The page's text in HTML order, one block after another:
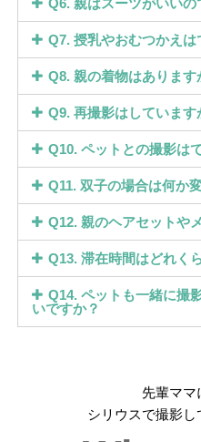
Q7. 授乳やおむつかえは
Q8. 親の着物はあります
Q9. 再撮影はしています
Q10. ペットとの撮影は
Q11. 双子の場合は何か
Q12. 親のヘアセットや
Q13. 滞在時間はどれく
Q14. ペットも一緒に撮
いですか？
先輩ママ
シリウスで撮影し